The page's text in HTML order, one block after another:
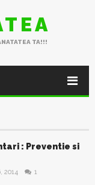
TA!!!
: Preventie si
2014 1